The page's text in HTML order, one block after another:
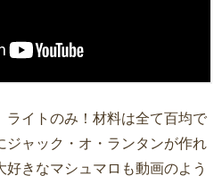
ライトのみ！材料は全て百均で
ジャック・オ・ランタンが作れ
きなマシュマロも動画のよう